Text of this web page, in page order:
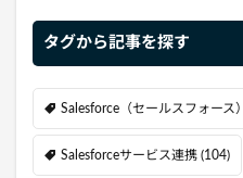
タグから記事を探す
Salesforce（セールスフォース）
Salesforceサービス連携 (104)